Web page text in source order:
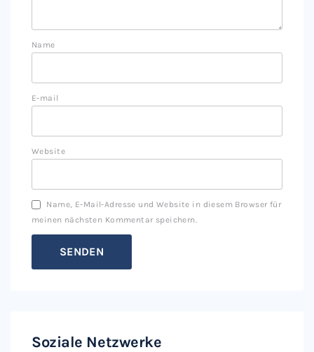
Name
E-mail
Website
Name, E-Mail-Adresse und Website in diesem Browser für
meinen nächsten Kommentar speichern.
Soziale Netzwerke